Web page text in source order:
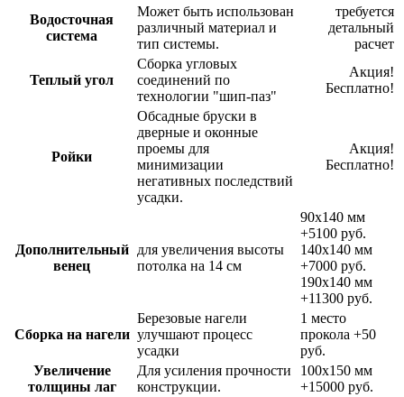
Водосточная
система
Может быть использован
различный материал и
тип системы.
требуется
детальный
расчет
Теплый угол
Сборка угловых
соединений по
технологии "шип-паз"
Акция!
Бесплатно!
Ройки
Обсадные бруски в
дверные и оконные
проемы для
минимизации
негативных последствий
усадки.
Акция!
Бесплатно!
Дополнительный
венец
для увеличения высоты
потолка на 14 см
90х140 мм
+5100 руб.
140х140 мм
+7000 руб.
190х140 мм
+11300 руб.
Сборка на нагели
Березовые нагели
улучшают процесс
усадки
1 место
прокола +50
руб.
Увеличение
толщины лаг
Для усиления прочности
конструкции.
100х150 мм
+15000 руб.